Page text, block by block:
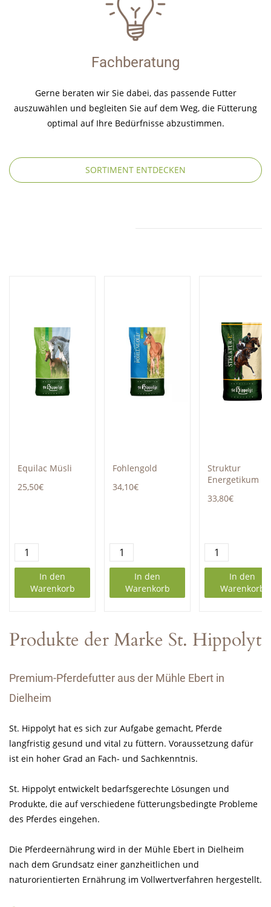
Fachberatung
Gerne beraten wir Sie dabei, das passende Futter
auszuwählen und begleiten Sie auf dem Weg, die Fütterung
optimal auf Ihre Bedürfnisse abzustimmen.
SORTIMENT ENTDECKEN
Equilac Müsli
25,50€
In den
Warenkorb
Fohlengold
34,10€
In den
Warenkorb
Struktur
Energetikum
33,80€
In den
Warenkorb
Produkte der Marke St. Hippolyt
Premium-Pferdefutter aus der Mühle Ebert in
Dielheim
St. Hippolyt hat es sich zur Aufgabe gemacht, Pferde
langfristig gesund und vital zu füttern. Voraussetzung dafür
ist ein hoher Grad an Fach- und Sachkenntnis.
St. Hippolyt entwickelt bedarfsgerechte Lösungen und
Produkte, die auf verschiedene fütterungsbedingte Probleme
des Pferdes eingehen.
Die Pferdeernährung wird in der Mühle Ebert in Dielheim
nach dem Grundsatz einer ganzheitlichen und
naturorientierten Ernährung im Vollwertverfahren hergestellt.